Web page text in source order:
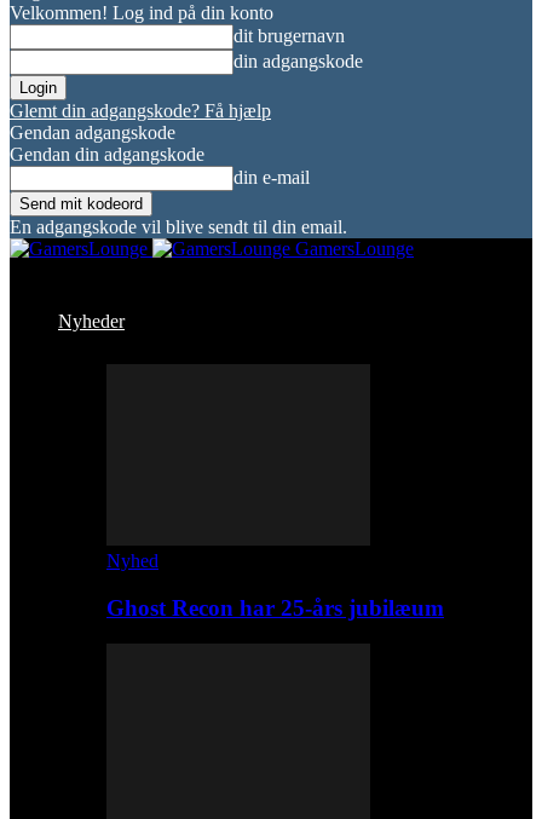
Velkommen! Log ind på din konto
dit brugernavn
din adgangskode
Glemt din adgangskode? Få hjælp
Gendan adgangskode
Gendan din adgangskode
din e-mail
En adgangskode vil blive sendt til din email.
GamersLounge
Nyheder
Nyhed
Ghost Recon har 25-års jubilæum